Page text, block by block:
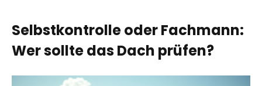
Selbstkontrolle oder Fachmann:
Wer sollte das Dach prüfen?